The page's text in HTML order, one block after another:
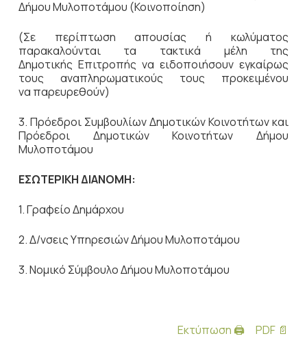
Δήμου Μυλοποτάμου (Κοινοποίηση)
(Σε περίπτωση απουσίας ή κωλύματος
παρακαλούνται τα τακτικά μέλη της
Δημοτικής Επιτροπής να ειδοποιήσουν εγκαίρως
τους αναπληρωματικούς τους προκειμένου
να παρευρεθούν)
3. Πρόεδροι Συμβουλίων Δημοτικών Κοινοτήτων και
Πρόεδροι Δημοτικών Κοινοτήτων Δήμου
Μυλοποτάμου
ΕΣΩΤΕΡΙΚΗ ΔΙΑΝΟΜΗ:
1. Γραφείο Δημάρχου
2. Δ/νσεις Υπηρεσιών Δήμου Μυλοποτάμου
3. Νομικό Σύμβουλο Δήμου Μυλοποτάμου
Εκτύπωση 🖨 PDF 📄